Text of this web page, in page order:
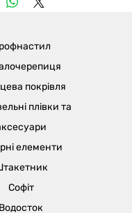
і комах. Може
простий. Лопаті
повітряного
випускаючи
повітря.
потоку повітря,
пружини, лопаті
покрівля
плівки та
елементи
Софіт
Водосток